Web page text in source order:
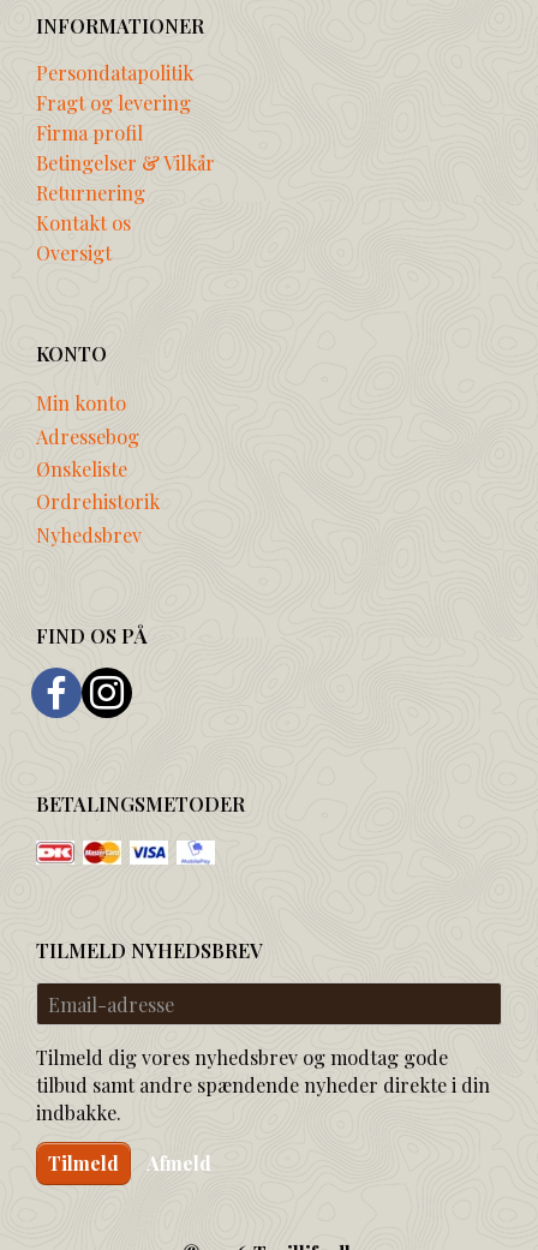
INFORMATIONER
Persondatapolitik
Fragt og levering
Firma profil
Betingelser & Vilkår
Returnering
Kontakt os
Oversigt
KONTO
Min konto
Adressebog
Ønskeliste
Ordrehistorik
Nyhedsbrev
FIND OS PÅ
BETALINGSMETODER
TILMELD NYHEDSBREV
Email-
adresse
Tilmeld dig vores nyhedsbrev og modtag gode
tilbud samt andre spændende nyheder direkte i din
indbakke.
Tilmeld Afmeld